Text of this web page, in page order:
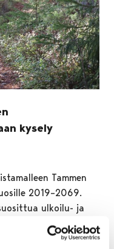
kysely
Tammen
2019–2069.
ulkoilu- ja